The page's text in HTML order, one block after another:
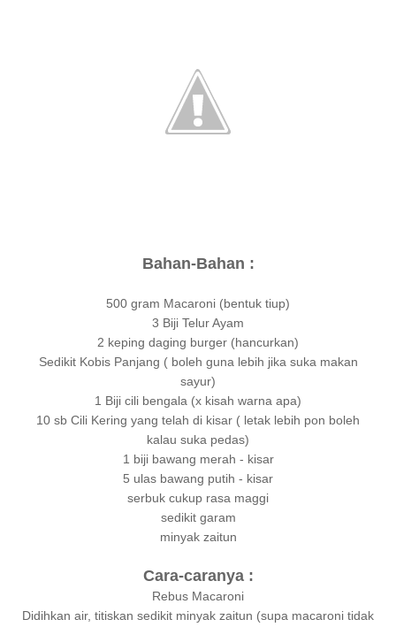
Bahan-Bahan :
500 gram Macaroni (bentuk tiup)
3 Biji Telur Ayam
2 keping daging burger (hancurkan)
Sedikit Kobis Panjang ( boleh guna lebih jika suka makan
sayur)
1 Biji cili bengala (x kisah warna apa)
10 sb Cili Kering yang telah di kisar ( letak lebih pon boleh
kalau suka pedas)
1 biji bawang merah - kisar
5 ulas bawang putih - kisar
serbuk cukup rasa maggi
sedikit garam
minyak zaitun
Cara-caranya :
Rebus Macaroni
Didihkan air, titiskan sedikit minyak zaitun (supa macaroni tidak